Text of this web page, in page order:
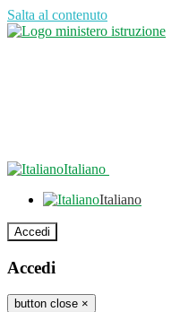
Salta al contenuto
Italiano
Italiano
Accedi
Accedi
button close ×